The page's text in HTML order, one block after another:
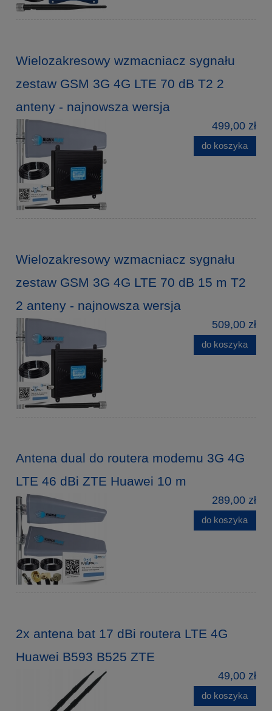
Wielozakresowy wzmacniacz sygnału
zestaw GSM 3G 4G LTE 70 dB T2 2
anteny - najnowsza wersja
499,00 zł
do koszyka
Wielozakresowy wzmacniacz sygnału
zestaw GSM 3G 4G LTE 70 dB 15 m T2
2 anteny - najnowsza wersja
509,00 zł
do koszyka
Antena dual do routera modemu 3G 4G
LTE 46 dBi ZTE Huawei 10 m
289,00 zł
do koszyka
2x antena bat 17 dBi routera LTE 4G
Huawei B593 B525 ZTE
49,00 zł
do koszyka